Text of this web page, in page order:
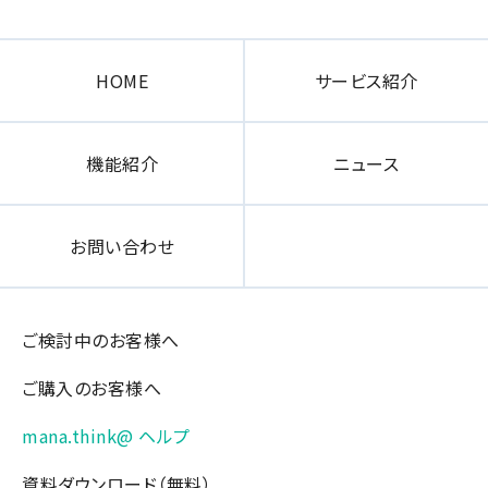
HOME サービス紹介
機能紹介 ニュース
お問い合わせ
ご検討中のお客様へ
ご購入のお客様へ
mana.think@ ヘルプ